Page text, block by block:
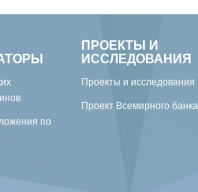
по
ПРОЕКТЫ И
ИССЛЕДОВАНИЯ
Проекты и исследования
Проект Всемирного банка